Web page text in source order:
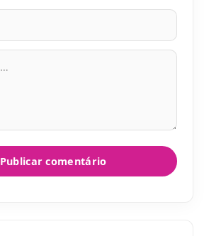
Publicar comentário